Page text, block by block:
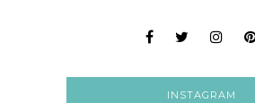
INSTAGRAM